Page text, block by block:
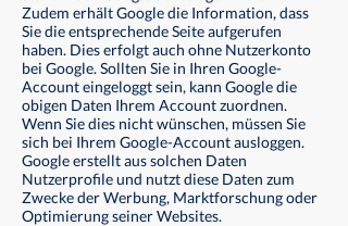
Zudem erhält Google die Information, dass
Sie die entsprechende Seite aufgerufen
haben. Dies erfolgt auch ohne Nutzerkonto
bei Google. Sollten Sie in Ihren Google-
Account eingeloggt sein, kann Google die
obigen Daten Ihrem Account zuordnen.
Wenn Sie dies nicht wünschen, müssen Sie
sich bei Ihrem Google-Account ausloggen.
Google erstellt aus solchen Daten
Nutzerprofile und nutzt diese Daten zum
Zwecke der Werbung, Marktforschung oder
Optimierung seiner Websites.